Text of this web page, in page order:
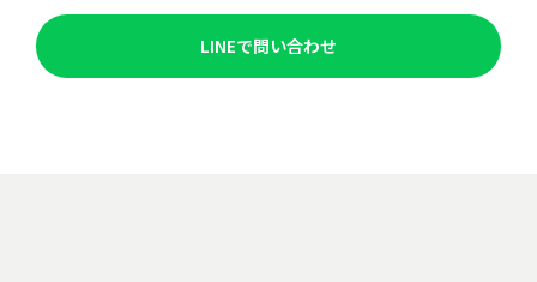
LINEで問い合わせ